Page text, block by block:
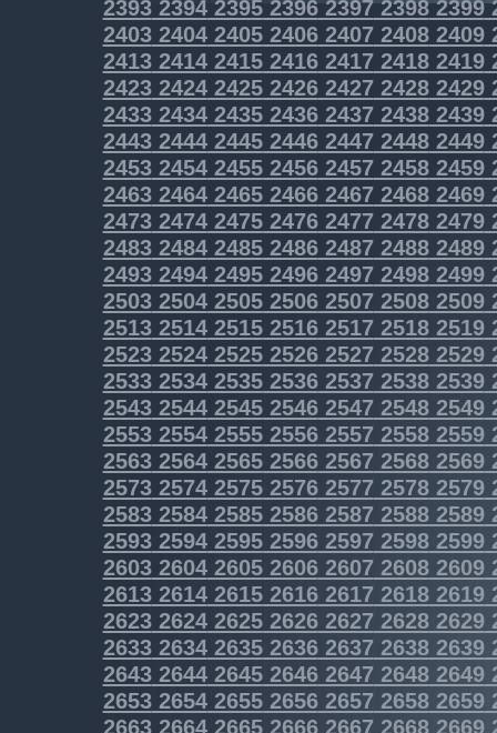
2393239423952396239723982399
2403240424052406240724082409
2413241424152416241724182419
2423242424252426242724282429
2433243424352436243724382439
2443244424452446244724482449
2453245424552456245724582459
2463246424652466246724682469
2473247424752476247724782479
2483248424852486248724882489
2493249424952496249724982499
2503250425052506250725082509
2513251425152516251725182519
2523252425252526252725282529
2533253425352536253725382539
2543254425452546254725482549
2553255425552556255725582559
25632564256525662567 25682569
25732574257525762577 25782579
25832584258525862587 25882589
2593259425952596259725982599
2603260426052606260726082609
26132614261526162617 26182619
26232624262526262627 26282629
26332634263526362637 26382639
26432644264526462647 26482649
26532654265526562657 26582659
26632664266526662667 26682669